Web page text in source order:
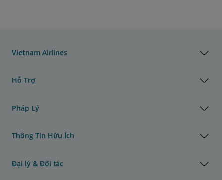
Vietnam Airlines
Hỗ Trợ
Pháp Lý
Thông Tin Hữu Ích
Đại lý & Đối tác